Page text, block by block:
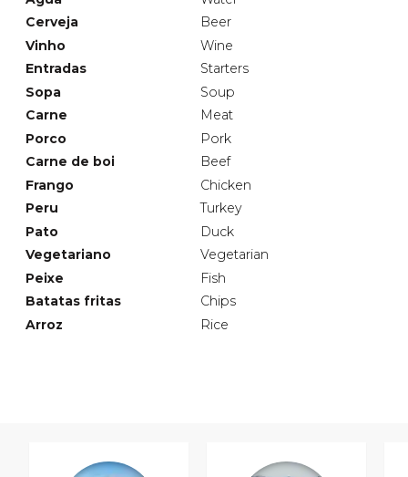
Cerveja
Beer
Vinho
Wine
Entradas
Starters
Sopa
Soup
Carne
Meat
Porco
Pork
Carne de boi
Beef
Frango
Chicken
Peru
Turkey
Pato
Duck
Vegetariano
Vegetarian
Peixe
Fish
Batatas fritas
Chips
Arroz
Rice